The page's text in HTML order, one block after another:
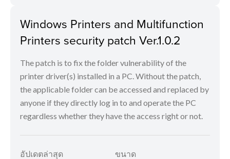
Windows Printers and Multifunction
Printers security patch Ver.1.0.2
The patch is to fix the folder vulnerability of the
printer driver(s) installed in a PC. Without the patch,
the applicable folder can be accessed and replaced by
anyone if they directly log in to and operate the PC
regardless whether they have the access right or not.
อัปเดตล่าสุด
ขนาด